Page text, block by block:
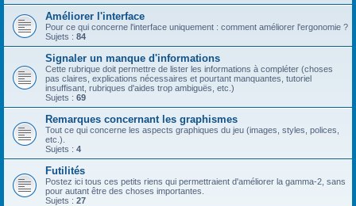
Améliorer l'interface
Pour ce qui concerne l'interface uniquement : comment améliorer l'ergonomie ?
Sujets : 84
Signaler un manque d'informations
Cette rubrique doit permettre de lister les informations à compléter (choses
pas claires, explications nécessaires et pourtant manquantes, tutoriel
insuffisant, rubriques d'aides trop ambiguës, etc.)
Sujets : 69
Remarques concernant les graphismes
Tout ce qui concerne les aspects graphiques du jeu (images, styles, polices,
etc.).
Sujets : 4
Futilités
Postez ici tous ces petits riens qui permettraient d'améliorer la gamma-2, sans
pour autant être des choses importantes.
Sujets : 27